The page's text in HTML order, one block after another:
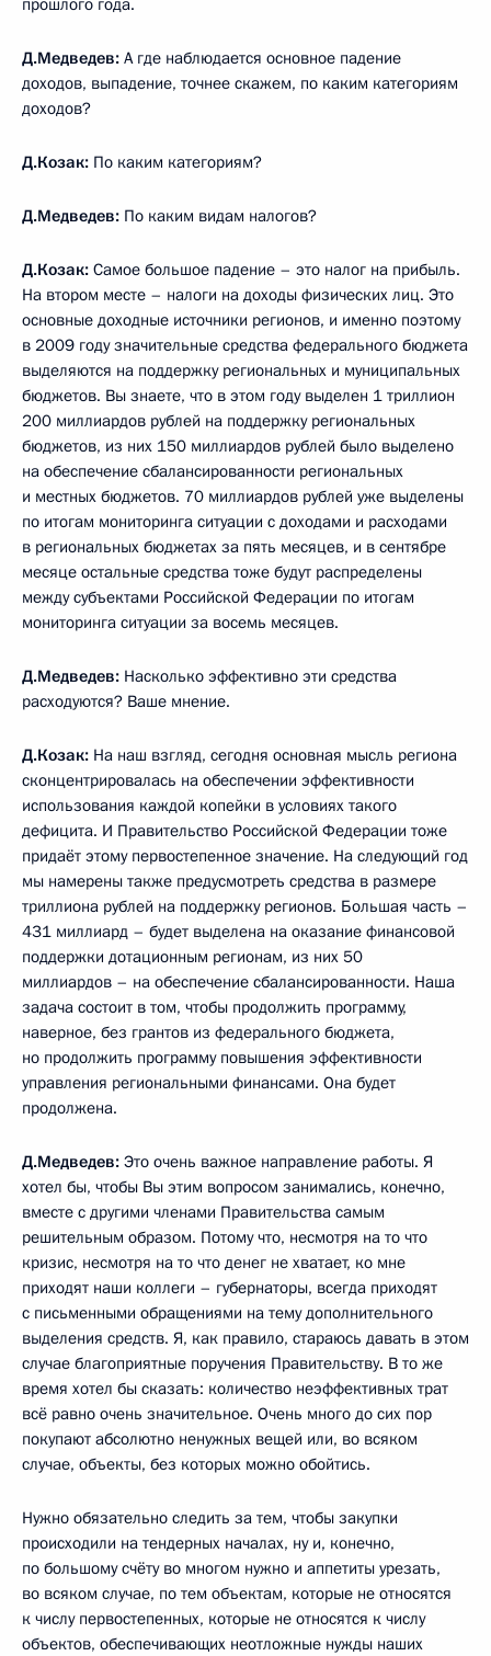
Д.Медведев: А где наблюдается основное падение
доходов, выпадение, точнее скажем, по каким категориям
доходов?
Д.Козак: По каким категориям?
Д.Медведев: По каким видам налогов?
Д.Козак: Самое большое падение – это налог на прибыль.
На втором месте – налоги на доходы физических лиц. Это
основные доходные источники регионов, и именно поэтому
в 2009 году значительные средства федерального бюджета
выделяются на поддержку региональных и муниципальных
бюджетов. Вы знаете, что в этом году выделен 1 триллион
200 миллиардов рублей на поддержку региональных
бюджетов, из них 150 миллиардов рублей было выделено
на обеспечение сбалансированности региональных
и местных бюджетов. 70 миллиардов рублей уже выделены
по итогам мониторинга ситуации с доходами и расходами
в региональных бюджетах за пять месяцев, и в сентябре
месяце остальные средства тоже будут распределены
между субъектами Российской Федерации по итогам
мониторинга ситуации за восемь месяцев.
Д.Медведев: Насколько эффективно эти средства
расходуются? Ваше мнение.
Д.Козак: На наш взгляд, сегодня основная мысль региона
сконцентрировалась на обеспечении эффективности
использования каждой копейки в условиях такого
дефицита. И Правительство Российской Федерации тоже
придаёт этому первостепенное значение. На следующий год
мы намерены также предусмотреть средства в размере
триллиона рублей на поддержку регионов. Большая часть –
431 миллиард – будет выделена на оказание финансовой
поддержки дотационным регионам, из них 50
миллиардов – на обеспечение сбалансированности. Наша
задача состоит в том, чтобы продолжить программу,
наверное, без грантов из федерального бюджета,
но продолжить программу повышения эффективности
управления региональными финансами. Она будет
продолжена.
Д.Медведев: Это очень важное направление работы. Я
хотел бы, чтобы Вы этим вопросом занимались, конечно,
вместе с другими членами Правительства самым
решительным образом. Потому что, несмотря на то что
кризис, несмотря на то что денег не хватает, ко мне
приходят наши коллеги – губернаторы, всегда приходят
с письменными обращениями на тему дополнительного
выделения средств. Я, как правило, стараюсь давать в этом
случае благоприятные поручения Правительству. В то же
время хотел бы сказать: количество неэффективных трат
всё равно очень значительное. Очень много до сих пор
покупают абсолютно ненужных вещей или, во всяком
случае, объекты, без которых можно обойтись.
Нужно обязательно следить за тем, чтобы закупки
происходили на тендерных началах, ну и, конечно,
по большому счёту во многом нужно и аппетиты урезать,
во всяком случае, по тем объектам, которые не относятся
к числу первостепенных, которые не относятся к числу
объектов, обеспечивающих неотложные нужды наших